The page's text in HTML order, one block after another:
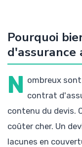
Pourquoi
N ombreux
contrat
contenu du devis.
coûter cher. Un
lacunes en